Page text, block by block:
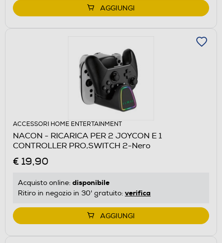
AGGIUNGI
ACCESSORI HOME ENTERTAINMENT
NACON - RICARICA PER 2 JOYCON E 1
CONTROLLER PRO,SWITCH 2-Nero
€ 19,90
Acquisto online: disponibile
Ritiro in negozio in 30' gratuito: verifica
AGGIUNGI